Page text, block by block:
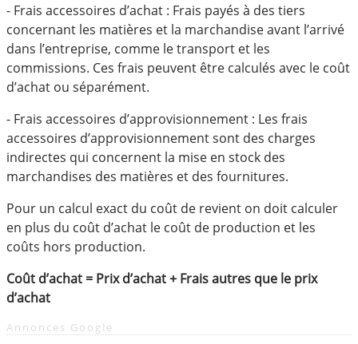
- Frais accessoires d’achat : Frais payés à des tiers
concernant les matières et la marchandise avant l’arrivé
dans l’entreprise, comme le transport et les
commissions. Ces frais peuvent être calculés avec le coût
d’achat ou séparément.
- Frais accessoires d’approvisionnement : Les frais
accessoires d’approvisionnement sont des charges
indirectes qui concernent la mise en stock des
marchandises des matières et des fournitures.
Pour un calcul exact du coût de revient on doit calculer
en plus du coût d’achat le coût de production et les
coûts hors production.
Coût d’achat = Prix d’achat + Frais autres que le prix
d’achat
Annonces Google